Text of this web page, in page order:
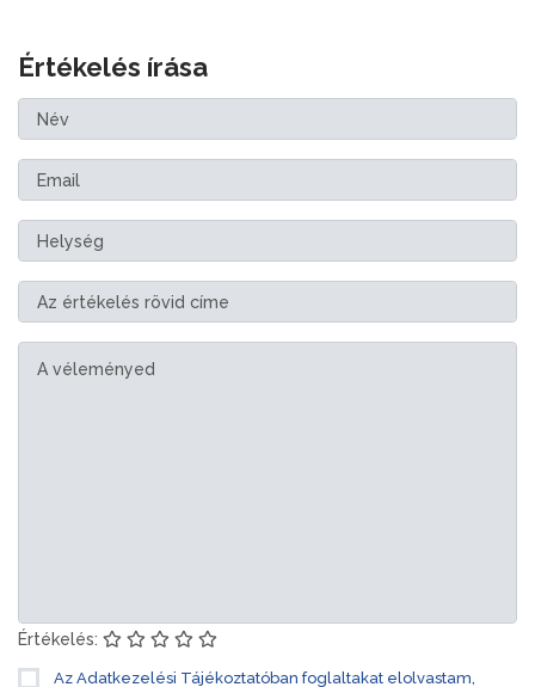
Értékelés írása
Értékelés:
Az Adatkezelési Tájékoztatóban foglaltakat elolvastam,